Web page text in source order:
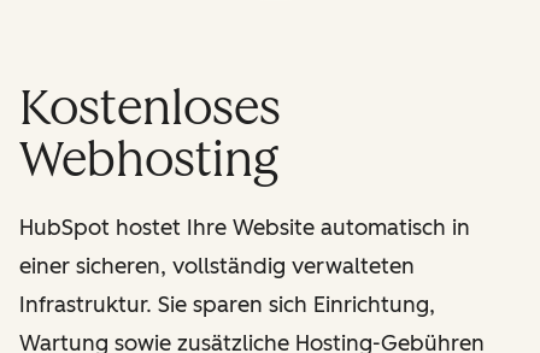
Kostenloses
Webhosting
HubSpot hostet Ihre Website automatisch in
einer sicheren, vollständig verwalteten
Infrastruktur. Sie sparen sich Einrichtung,
Wartung sowie zusätzliche Hosting-Gebühren